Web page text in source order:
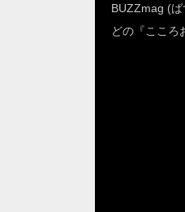
BUZZmag (
どの『こころ